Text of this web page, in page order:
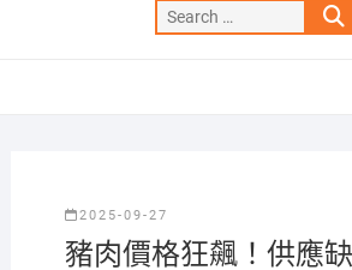
Search
…
2025-09-27
豬肉價格狂飆！供應